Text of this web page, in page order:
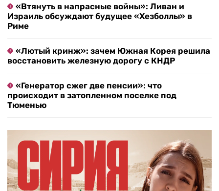
«Втянуть в напрасные войны»: Ливан и
Израиль обсуждают будущее «Хезболлы» в
Риме
«Лютый кринж»: зачем Южная Корея решила
восстановить железную дорогу с КНДР
«Генератор сжег две пенсии»: что
происходит в затопленном поселке под
Тюменью